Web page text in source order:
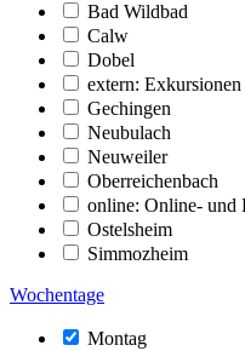
Bad Wildbad
Calw
Dobel
extern:
Gechingen
Neubulach
Neuweiler
Oberreichenbach
online: Online- und
Ostelsheim
Simmozheim
Wochentage
Montag